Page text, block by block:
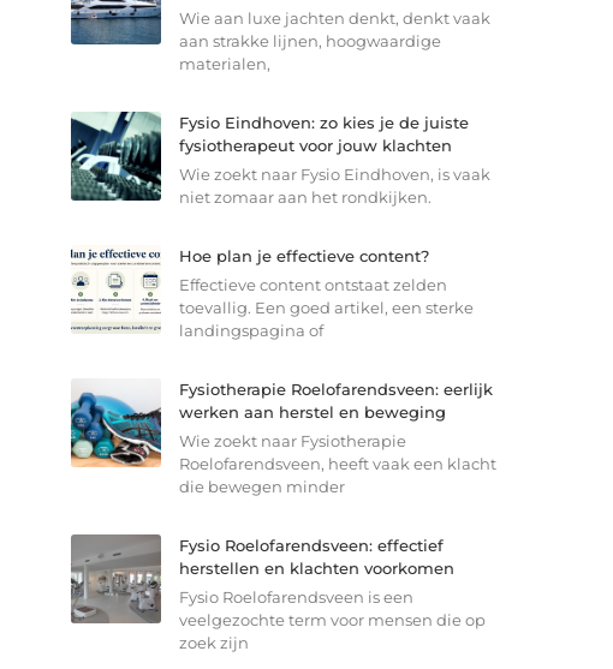
Wie aan luxe jachten denkt, denkt vaak
aan strakke lijnen, hoogwaardige
materialen,
Fysio Eindhoven: zo kies je de juiste
fysiotherapeut voor jouw klachten
Wie zoekt naar Fysio Eindhoven, is vaak
niet zomaar aan het rondkijken.
Hoe plan je effectieve content?
Effectieve content ontstaat zelden
toevallig. Een goed artikel, een sterke
landingspagina of
Fysiotherapie Roelofarendsveen: eerlijk
werken aan herstel en beweging
Wie zoekt naar Fysiotherapie
Roelofarendsveen, heeft vaak een klacht
die bewegen minder
Fysio Roelofarendsveen: effectief
herstellen en klachten voorkomen
Fysio Roelofarendsveen is een
veelgezochte term voor mensen die op
zoek zijn